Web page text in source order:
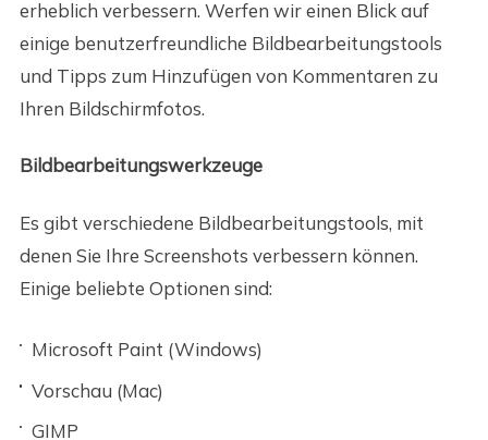
erheblich verbessern. Werfen wir einen Blick auf
einige benutzerfreundliche Bildbearbeitungstools
und Tipps zum Hinzufügen von Kommentaren zu
Ihren Bildschirmfotos.
Bildbearbeitungswerkzeuge
Es gibt verschiedene Bildbearbeitungstools, mit
denen Sie Ihre Screenshots verbessern können.
Einige beliebte Optionen sind:
Microsoft Paint (Windows)
Vorschau (Mac)
GIMP